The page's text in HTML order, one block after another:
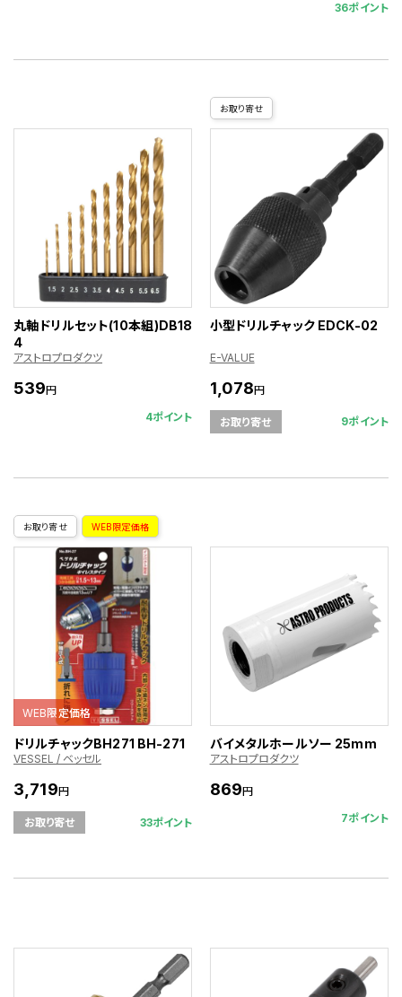
36ポイント
丸軸ドリルセット(10本組)DB18
4
アストロプロダクツ
539円
4ポイント
お取り寄せ
小型ドリルチャック EDCK-02
E-VALUE
1,078円
お取り寄せ 9ポイント
お取り寄せ WEB限定価格
WEB限定価格
ドリルチャックBH271 BH-271
VESSEL / ベッセル
3,719円
お取り寄せ 33ポイント
バイメタルホールソー 25mm
アストロプロダクツ
869円
7ポイント